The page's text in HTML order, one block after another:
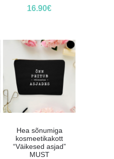
16.90€
Hea sõnumiga
kosmeetikakott
“Väikesed asjad”
MUST